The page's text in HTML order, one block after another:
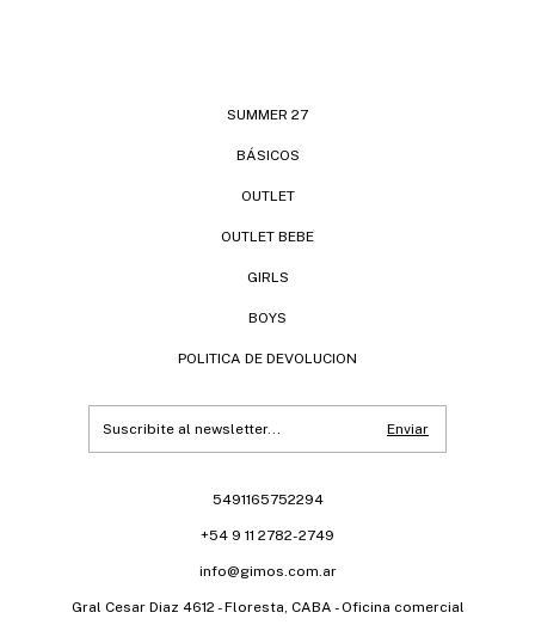
SUMMER 27
BÁSICOS
OUTLET
OUTLET BEBE
GIRLS
BOYS
POLITICA DE DEVOLUCION
5491165752294
+54 9 11 2782-2749
info@gimos.com.ar
Gral Cesar Diaz 4612 - Floresta, CABA - Oficina comercial